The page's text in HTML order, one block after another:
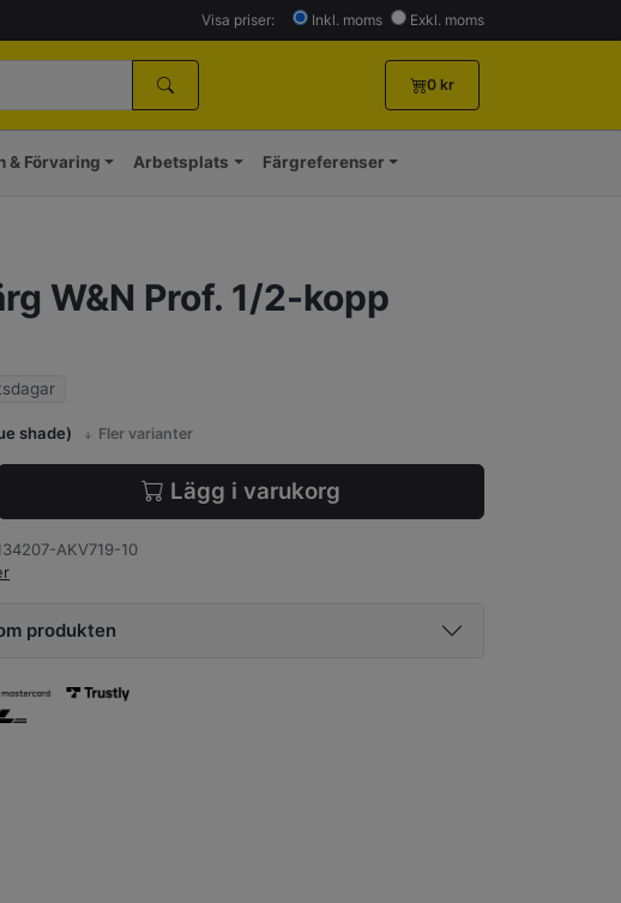
Visa priser: Inkl. moms Exkl. moms
0 kr
& Förvaring Arbetsplats Färgreferenser
W&N Prof. 1/2-kopp
shade) Fler varianter
Lägg i varukorg
AKV719-10
produkten